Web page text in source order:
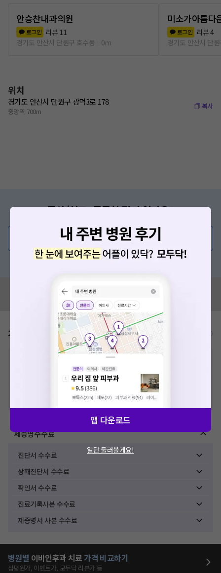
안승찬내과의원
로그인 리뷰 11
경기도 안산시 단원구 호수동
0m
미소가아름다
로그인 리뷰4
경기도 안산시 단
위치
경기도 안산시 단원구 광덕3로 178
중앙역 700m
복사
증상/치료, 궁금한 점이 있나요?
💬 무엇이든 물어보세요
혹은, 의료상담 서비스에 다양한 게시글 보러가기
혹시 잘못된 병원정보가 있나요?
모두닥 팀에 알려주세요!
가격표 비급여/급여 진료란?
비급여 항목의 경우,
추가비용 등으로 실제 가격과 상이할 수 있으니, 정확
한 가격은 해당 의료기관에 직접 문의해주세요.
급여 항목의 경우, 건강보험심사평가원에 고지되어 있는 급여 진료 기준 가
격입니다. (진료와 연관된 복합적인 비용이 추가되어, 병원마다 금액이 다르게
산정될 수 있는 점 참고 바랍니다.)
VAT 포함
제증명수수료
진단서 수수료
상해진단서 수수료
확인서 수수료
진료기록사본 수수료
제증명서 사본 수수료
병원별 이비인후과 치료가격 비교하기
심평원가, 이벤트가, 모두닥 리뷰가 등
앱 다운로드
일단 둘러볼게요!